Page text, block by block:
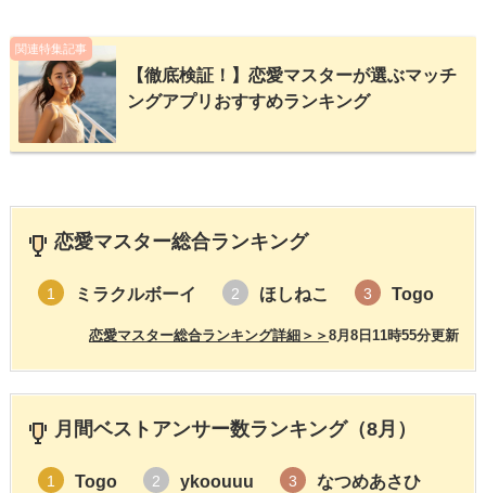
関連特集記事
【徹底検証！】恋愛マスターが選ぶマッチ
ングアプリおすすめランキング
恋愛マスター総合ランキング
1 ミラクルボーイ 2 ほしねこ 3 Togo
8月8日11時55分更新
恋愛マスター総合ランキング詳細＞＞
月間ベストアンサー数ランキング（8月）
1 Togo 2 ykoouuu 3 なつめあさひ